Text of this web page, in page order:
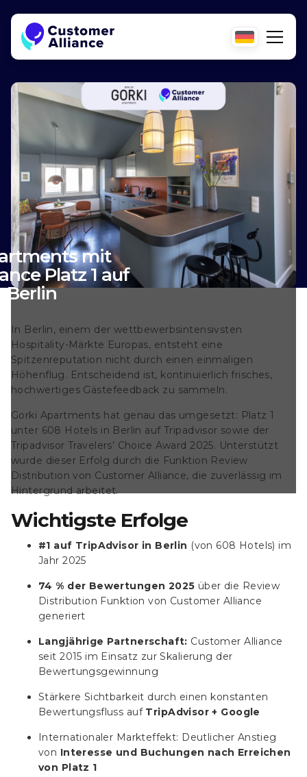
mit
Platz 1 auf
Berlin
In Berlin, einem der wettbewerbsintensivsten
Hospitality-Märkte Europas, entsteht eine
Spitzenreputation nicht durch einen einmaligen
Höhenflug. Entscheidend ist, kontinuierlich frisches,
hochwertiges Gästefeedback zu sammeln.
Gorki Apartments hat genau das umgesetzt: Platz 1
unter 608 Hotels in Berlin auf Tripadvisor sowie der
Tripadvisor Travelers’ Choice Award 2025. Unterstützt
wurde dieser Erfolg durch die Funktion Review
Distribution von Customer Alliance, die zuverlässig im
Hintergrund arbeitet.
Wichtigste Erfolge
#1 auf TripAdvisor in Berlin (von 608 Hotels) im
Jahr 2025
74 % der Bewertungen 2025 über die Review
Distribution Funktion von Customer Alliance
generiert
Langjährige Partnerschaft: Customer Alliance
seit 2015 im Einsatz zur Skalierung der
Bewertungsgewinnung
Stärkere Sichtbarkeit durch einen konstanten
Bewertungsfluss auf TripAdvisor + Google
Internationaler Markteffekt: Deutlicher Anstieg
von Interesse und Buchungen nach Erreichen
von Platz 1